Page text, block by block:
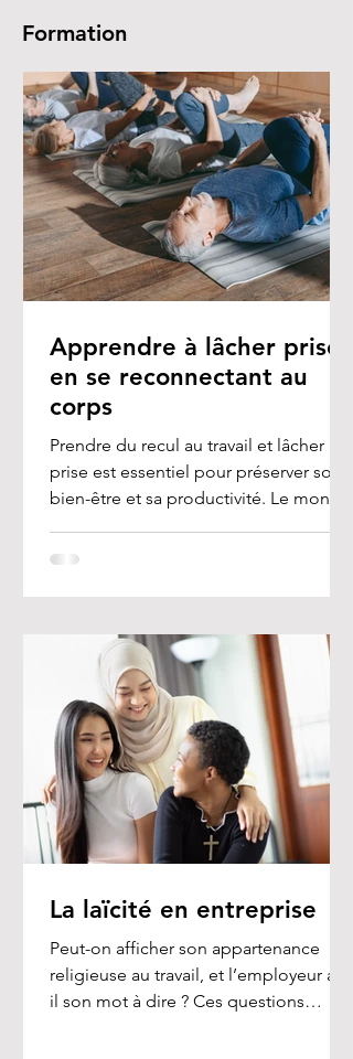
Formation
Apprendre à lâcher prise
en se reconnectant au
corps
Prendre du recul au travail et lâcher
prise est essentiel pour préserver son
bien-être et sa productivité. Le monde
La laïcité en entreprise
Peut-on afficher son appartenance
religieuse au travail, et l’employeur a-t-
il son mot à dire ? Ces questions